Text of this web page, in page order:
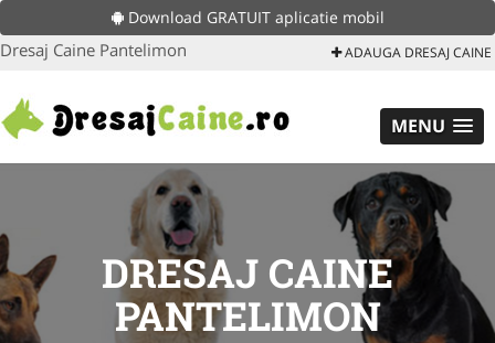
Download GRATUIT aplicatie mobil
Dresaj Caine Pantelimon ADAUGA DRESAJ CAINE
MENU
DRESAJ CAINE
PANTELIMON